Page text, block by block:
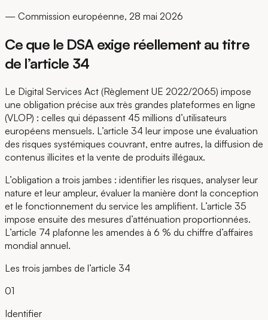
— Commission européenne, 28 mai 2026
Ce que le DSA exige réellement au titre
de l’article 34
Le Digital Services Act (Règlement UE 2022/2065) impose
une obligation précise aux très grandes plateformes en ligne
(VLOP) : celles qui dépassent 45 millions d’utilisateurs
européens mensuels. L’article 34 leur impose une évaluation
des risques systémiques couvrant, entre autres, la diffusion de
contenus illicites et la vente de produits illégaux.
L’obligation a trois jambes : identifier les risques, analyser leur
nature et leur ampleur, évaluer la manière dont la conception
et le fonctionnement du service les amplifient. L’article 35
impose ensuite des mesures d’atténuation proportionnées.
L’article 74 plafonne les amendes à 6 % du chiffre d’affaires
mondial annuel.
Les trois jambes de l’article 34
01
Identifier